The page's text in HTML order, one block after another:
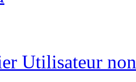
Utilisateur